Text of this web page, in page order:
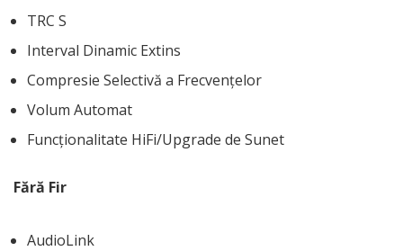
TRC S
Interval Dinamic Extins
Compresie Selectivă a Frecvențelor
Volum Automat
Funcționalitate HiFi/Upgrade de Sunet
Fără Fir
AudioLink